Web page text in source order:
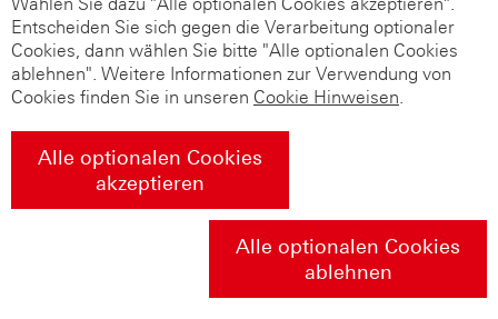
Entscheiden Sie sich gegen die Verarbeitung optionaler
Cookies, dann wählen Sie bitte "Alle optionalen Cookies
ablehnen". Weitere Informationen zur Verwendung von
Cookies finden Sie in unseren Cookie Hinweisen.
Alle optionalen Cookies
akzeptieren
Alle optionalen Cookies
ablehnen